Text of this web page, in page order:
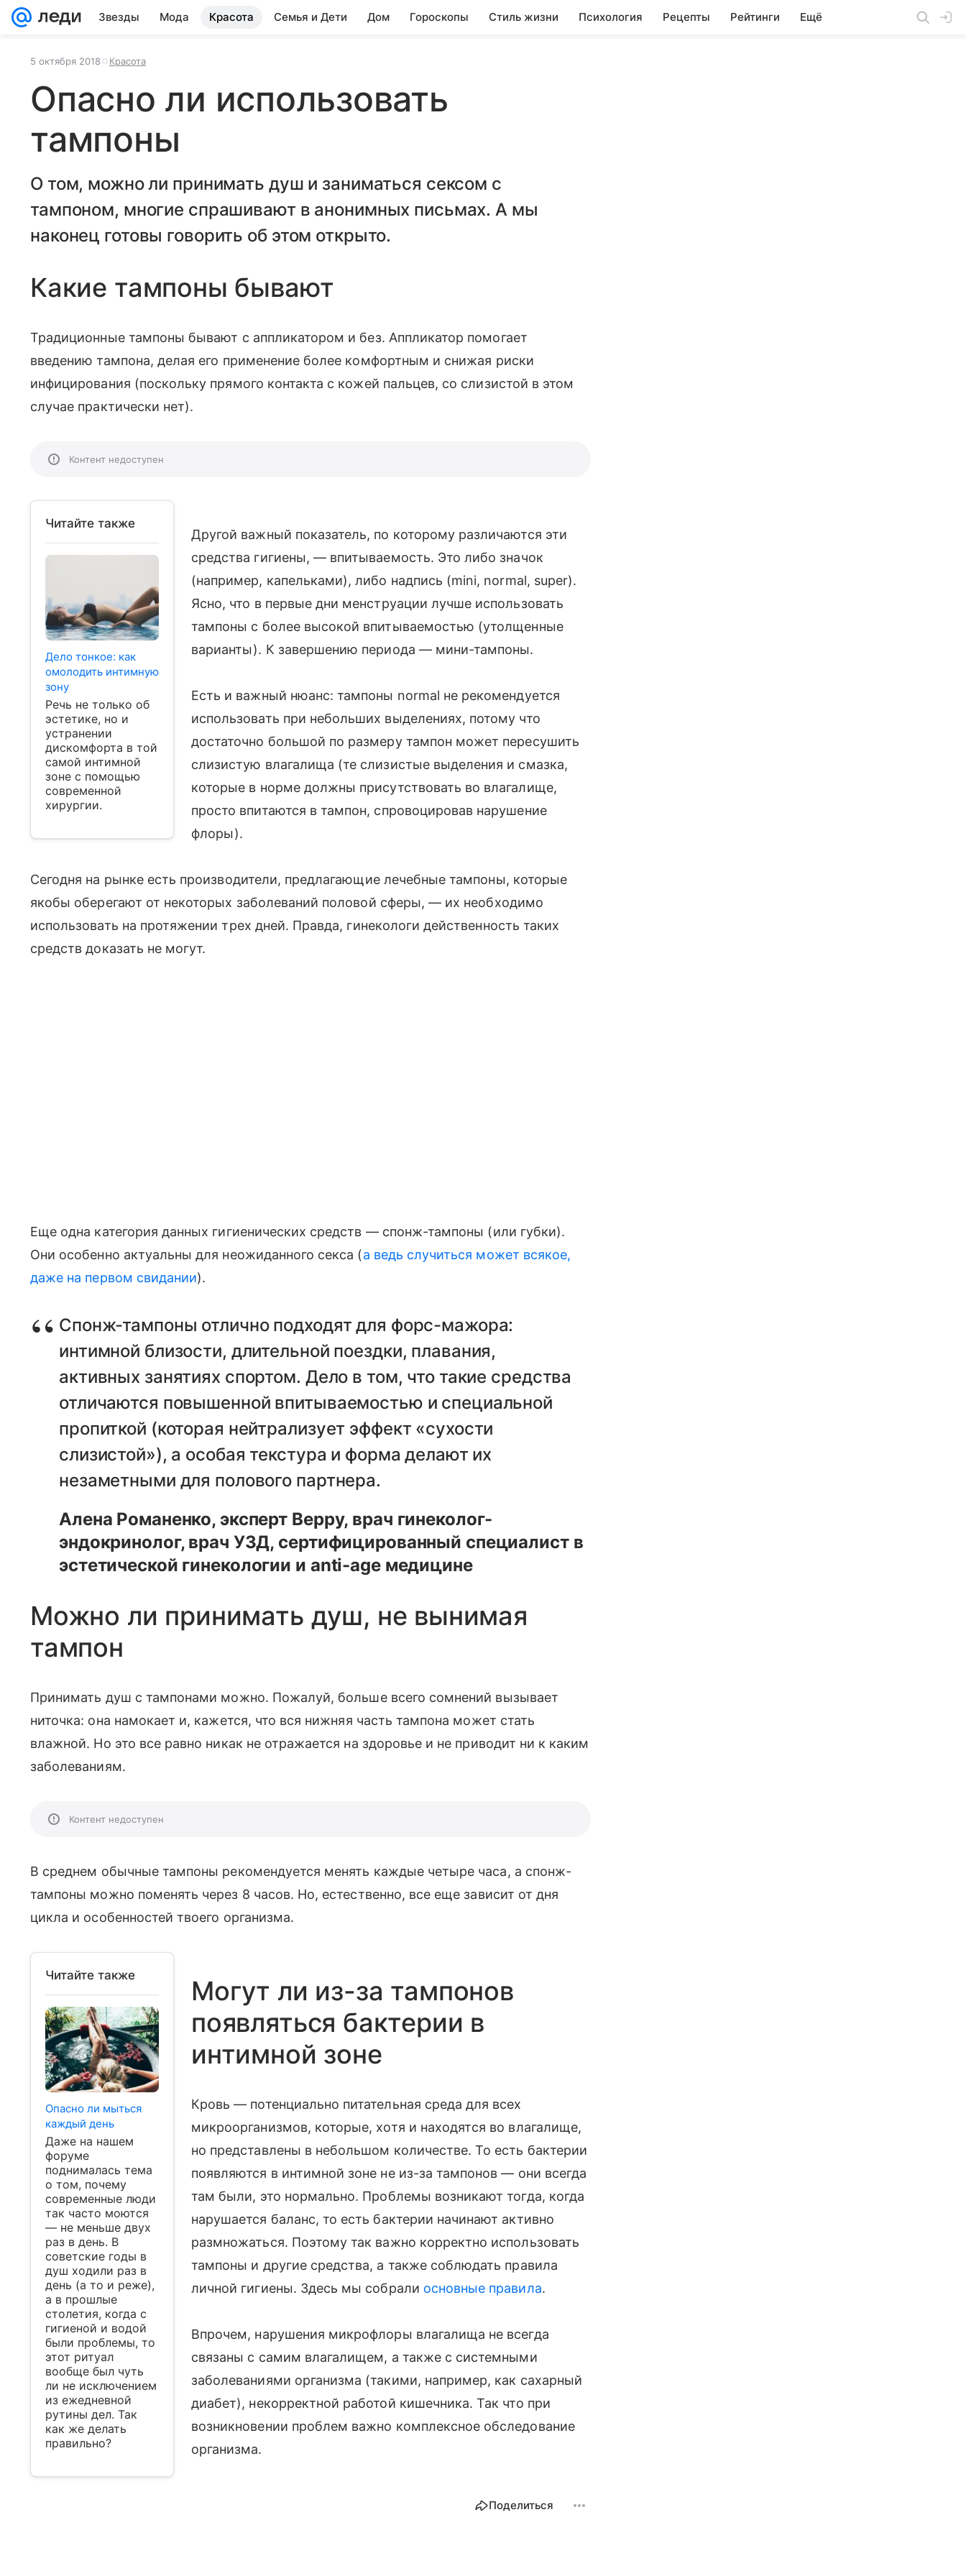
Звезды Мода Красота Семья и Дети Дом Гороскопы Стиль жизни Психология Рецепты Рейтинги Ещё
5 октября 2018 Красота
Опасно ли использовать
тампоны
О том, можно ли принимать душ и заниматься сексом с
тампоном, многие спрашивают в анонимных письмах. А мы
наконец готовы говорить об этом открыто.
Какие тампоны бывают
Традиционные тампоны бывают с аппликатором и без. Аппликатор помогает
введению тампона, делая его применение более комфортным и снижая риски
инфицирования (поскольку прямого контакта с кожей пальцев, со слизистой в этом
случае практически нет).
Контент недоступен
Читайте также
Дело тонкое: как
омолодить интимную
зону
Речь не только об
эстетике, но и
устранении
дискомфорта в той
самой интимной
зоне с помощью
современной
хирургии.
Другой важный показатель, по которому различаются эти
средства гигиены, — впитываемость. Это либо значок
(например, капельками), либо надпись (mini, normal, super).
Ясно, что в первые дни менструации лучше использовать
тампоны с более высокой впитываемостью (утолщенные
варианты). К завершению периода — мини-тампоны.
Есть и важный нюанс: тампоны normal не рекомендуется
использовать при небольших выделениях, потому что
достаточно большой по размеру тампон может пересушить
слизистую влагалища (те слизистые выделения и смазка,
которые в норме должны присутствовать во влагалище,
просто впитаются в тампон, спровоцировав нарушение
флоры).
Сегодня на рынке есть производители, предлагающие лечебные тампоны, которые
якобы оберегают от некоторых заболеваний половой сферы, — их необходимо
использовать на протяжении трех дней. Правда, гинекологи действенность таких
средств доказать не могут.
Еще одна категория данных гигиенических средств — спонж-тампоны (или губки).
Они особенно актуальны для неожиданного секса (а ведь случиться может всякое,
даже на первом свидании).
Спонж-тампоны отлично подходят для форс-мажора:
интимной близости, длительной поездки, плавания,
активных занятиях спортом. Дело в том, что такие средства
отличаются повышенной впитываемостью и специальной
пропиткой (которая нейтрализует эффект «сухости
слизистой»), а особая текстура и форма делают их
незаметными для полового партнера.
Алена Романенко, эксперт Beppy, врач гинеколог-
эндокринолог, врач УЗД, сертифицированный специалист в
эстетической гинекологии и anti-age медицине
Можно ли принимать душ, не вынимая
тампон
Принимать душ с тампонами можно. Пожалуй, больше всего сомнений вызывает
ниточка: она намокает и, кажется, что вся нижняя часть тампона может стать
влажной. Но это все равно никак не отражается на здоровье и не приводит ни к каким
заболеваниям.
Контент недоступен
В среднем обычные тампоны рекомендуется менять каждые четыре часа, а спонж-
тампоны можно поменять через 8 часов. Но, естественно, все еще зависит от дня
цикла и особенностей твоего организма.
Читайте также
Опасно ли мыться
каждый день
Даже на нашем
форуме
поднималась тема
о том, почему
современные люди
так часто моются
— не меньше двух
раз в день. В
советские годы в
душ ходили раз в
день (а то и реже),
а в прошлые
столетия, когда с
гигиеной и водой
были проблемы, то
этот ритуал
вообще был чуть
ли не исключением
из ежедневной
рутины дел. Так
как же делать
правильно?
Могут ли из-за тампонов
появляться бактерии в
интимной зоне
Кровь — потенциально питательная среда для всех
микроорганизмов, которые, хотя и находятcя во влагалище,
но представлены в небольшом количестве. То есть бактерии
появляются в интимной зоне не из-за тампонов — они всегда
там были, это нормально. Проблемы возникают тогда, когда
нарушается баланс, то есть бактерии начинают активно
размножаться. Поэтому так важно корректно использовать
тампоны и другие средства, а также соблюдать правила
личной гигиены. Здесь мы собрали основные правила.
Впрочем, нарушения микрофлоры влагалища не всегда
связаны с самим влагалищем, а также с системными
заболеваниями организма (такими, например, как сахарный
диабет), некорректной работой кишечника. Так что при
возникновении проблем важно комплексное обследование
организма.
Поделиться